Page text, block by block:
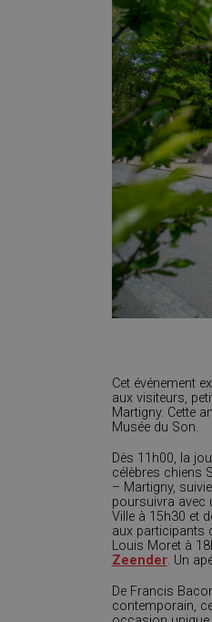
Cet événement
aux visiteurs,
Martigny. Cette
Musée du Son.
Dès 11h00, la
célèbres chiens
– Martigny,
poursuivra avec
Ville à 15h30 et
aux participants
Louis Moret à
Zeender. Un
De Francis
contemporain,